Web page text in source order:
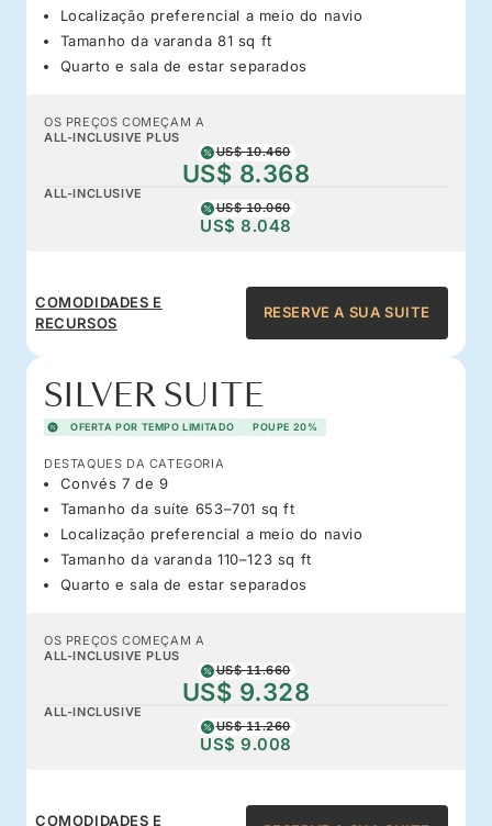
Localização preferencial a meio do navio
Tamanho da varanda 81 sq ft
Quarto e sala de estar separados
OS PREÇOS COMEÇAM A
ALL-INCLUSIVE PLUS
US$ 10.460
US$ 8.368
ALL-INCLUSIVE
US$ 10.060
US$ 8.048
COMODIDADES E
RECURSOS
RESERVE A SUA SUITE
SILVER SUITE
OFERTA POR TEMPO LIMITADO POUPE 20%
DESTAQUES DA CATEGORIA
Convés 7 de 9
Tamanho da suíte 653–701 sq ft
Localização preferencial a meio do navio
Tamanho da varanda 110–123 sq ft
Quarto e sala de estar separados
OS PREÇOS COMEÇAM A
ALL-INCLUSIVE PLUS
US$ 11.660
US$ 9.328
ALL-INCLUSIVE
US$ 11.260
US$ 9.008
COMODIDADES E